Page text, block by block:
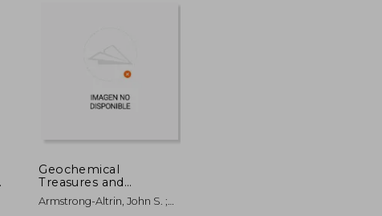
Geochemical
Treasures and
Petrogenetic
Processes (en Inglés)
Armstrong-Altrin, John S. ;